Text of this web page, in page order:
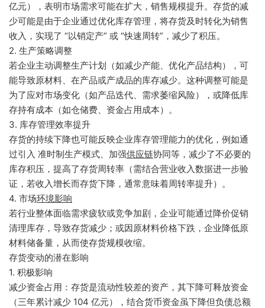
亿元），表明市场需求可能在扩大，销售规模提升。存货的减
少可能是由于企业通过优化库存管理，将存货及时转化为销售
收入，实现了 “以销定产” 或 “快速周转”，减少了积压。
2. 生产策略调整
若企业主动调整生产计划（如减少产能、优化产品结构），可
能导致原材料、在产品或产成品的库存减少。这种调整可能是
为了应对市场变化（如产品迭代、需求萎缩风险），或降低库
存持有成本（如仓储费、资金占用成本）。
3. 库存管理效率提升
存货的持续下降也可能反映企业库存管理能力的优化，例如通
过引入 准时制生产模式、加强供应链协同等，减少了不必要的
库存积压，提高了存货周转率（需结合营业收入数据进一步验
证，若收入增长而存货下降，通常意味着周转率提升）。
4. 市场环境影响
若行业整体面临需求疲软或竞争加剧，企业可能通过降价促销
清理库存，导致存货减少；或因原材料价格下跌，企业降低原
材料储备量，从而使存货规模收缩。
存货变动的潜在影响
1. 积极影响
减少资金占用：存货是流动性较差的资产，其下降可释放资金
（三年累计减少 104 亿元），结合货币资金虽下降但负债总额